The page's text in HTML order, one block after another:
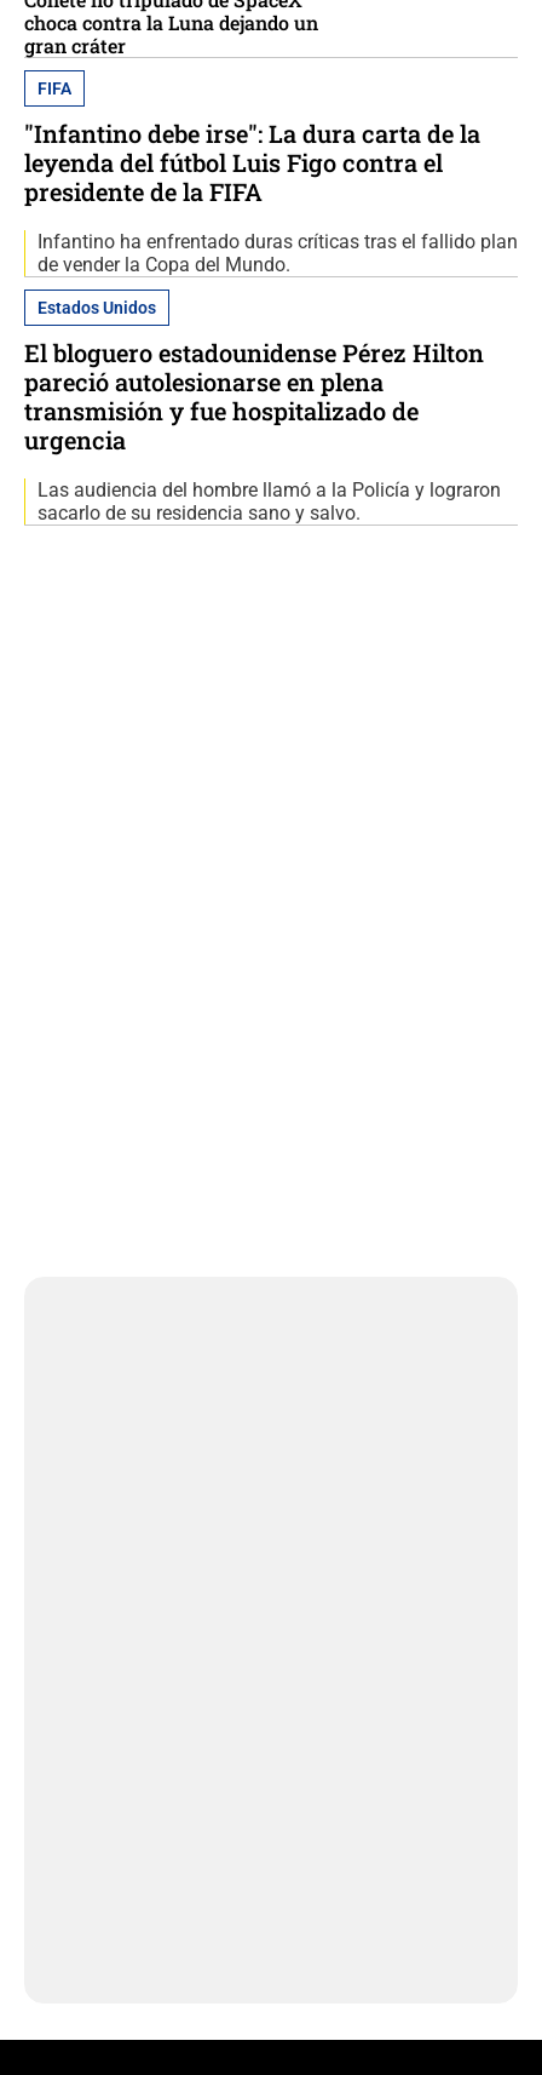
choca contra la Luna dejando un
gran cráter
FIFA
"Infantino debe irse": La dura carta de la
leyenda del fútbol Luis Figo contra el
presidente de la FIFA
Infantino ha enfrentado duras críticas tras el fallido plan
de vender la Copa del Mundo.
Estados Unidos
El bloguero estadounidense Pérez Hilton
pareció autolesionarse en plena
transmisión y fue hospitalizado de
urgencia
Las audiencia del hombre llamó a la Policía y lograron
sacarlo de su residencia sano y salvo.